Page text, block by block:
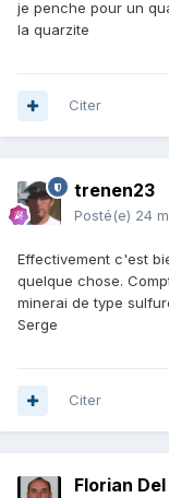
je penche pour un
la quarzite
Citer
trenen23
Posté(e) 24
Effectivement c'est
quelque chose.
minerai de type
Serge
Citer
Florian Del